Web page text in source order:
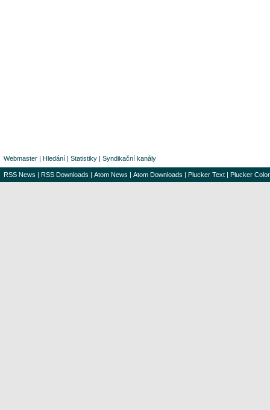
Webmaster | Hledání | Statistiky | Syndikační kanály
RSS News | RSS Downloads | Atom News | Atom Downloads | Plucker Text | Plucker Color